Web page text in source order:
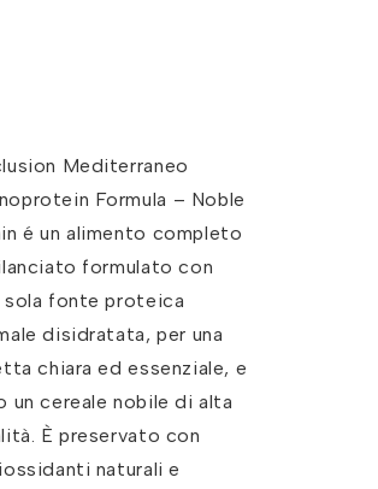
Mediterraneo
Formula – Noble
é un alimento completo
formulato con
sola fonte proteica
disidratata, per una
chiara ed essenziale, e
un cereale nobile di alta
È preservato con
naturali e